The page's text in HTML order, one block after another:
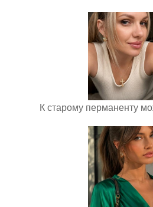
К старому перманенту